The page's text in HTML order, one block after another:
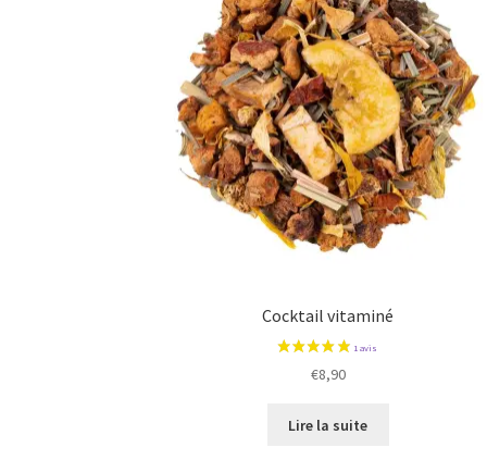
Cocktail vitaminé
€8,90
Lire la suite